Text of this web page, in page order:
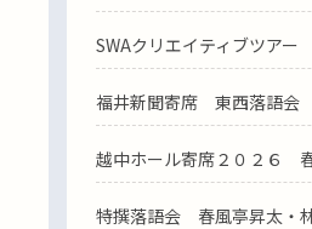
SWAクリエイティブツア
福井新聞寄席 東西落語会
越中ホール寄席２０２６
特撰落語会 春風亭昇太・